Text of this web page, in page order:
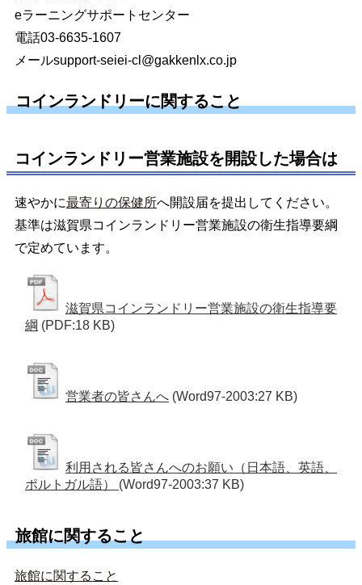
eラーニングサポートセンター
電話03-6635-1607
メールsupport-seiei-cl@gakkenlx.co.jp
コインランドリーに関すること
コインランドリー営業施設を開設した場合は
速やかに最寄りの保健所へ開設届を提出してください。
基準は滋賀県コインランドリー営業施設の衛生指導要綱
で定めています。
滋賀県コインランドリー営業施設の衛生指導要
綱 (PDF:18 KB)
営業者の皆さんへ (Word97-2003:27 KB)
利用される皆さんへのお願い（日本語、英語、
ポルトガル語） (Word97-2003:37 KB)
旅館に関すること
旅館に関すること